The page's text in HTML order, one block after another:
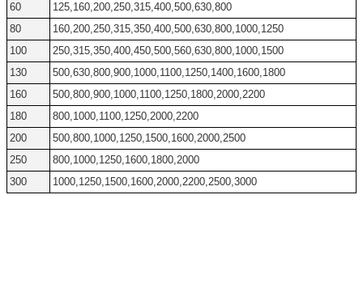
60
125,160,200,250,315,400,500,630,800
80
160,200,250,315,350,400,500,630,800,1000,1250
100
250,315,350,400,450,500,560,630,800,1000,1500
130
500,630,800,900,1000,1100,1250,1400,1600,1800
160
500,800,900,1000,1100,1250,1800,2000,2200
180
800,1000,1100,1250,2000,2200
200
500,800,1000,1250,1500,1600,2000,2500
250
800,1000,1250,1600,1800,2000
300
1000,1250,1500,1600,2000,2200,2500,3000